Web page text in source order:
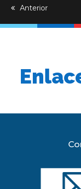
previous
Anterior